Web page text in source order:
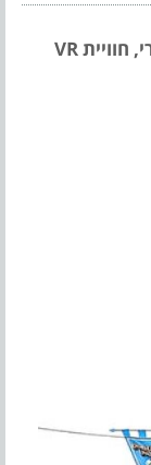
דרקונים נושפי עשן, מערת דרקון, בריכות ענק, מגלשות מים, מזרקות מפתיעות, מתחם מסיבת קצף, מסלול נינג’ה אתגרי, חוויית VR